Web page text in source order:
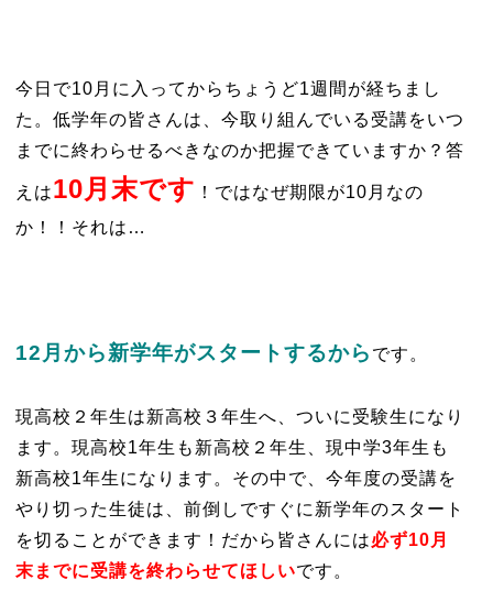
今日で10月に入ってからちょうど1週間が経ちまし
た。低学年の皆さんは、今取り組んでいる受講をいつ
までに終わらせるべきなのか把握できていますか？答
えは10月末です ！ではなぜ期限が10月なの
か！！それは…
12 月から新学年がスタートするから です。
現高校２年生は新高校３年生へ、ついに受験生になり
ます。現高校1年生も新高校２年生、現中学3年生も
新高校1年生になります。その中で、今年度の受講を
やり切った生徒は、前倒しですぐに新学年のスタート
を切ることができます！だから皆さんには必ず10月
末までに受講を終わらせてほしいです。